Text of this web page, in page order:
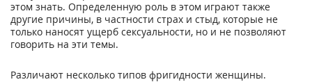
этом знать. Определенную роль в этом играют также
другие причины, в частности страх и стыд, которые не
только наносят ущерб сексуальности, но и не позволяют
говорить на эти темы.
Различают несколько типов фригидности женщины.